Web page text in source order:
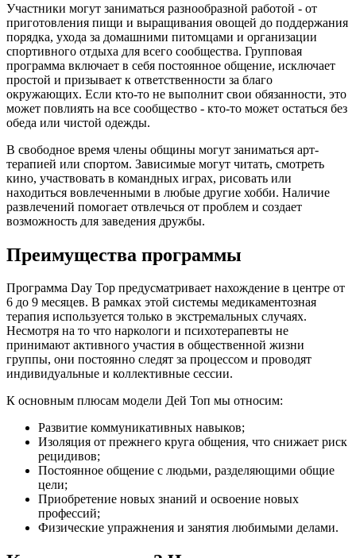
Участники могут заниматься разнообразной работой - от
приготовления пищи и выращивания овощей до поддержания
порядка, ухода за домашними питомцами и организации
спортивного отдыха для всего сообщества. Групповая
программа включает в себя постоянное общение, исключает
простой и призывает к ответственности за благо
окружающих. Если кто-то не выполнит свои обязанности, это
может повлиять на все сообщество - кто-то может остаться без
обеда или чистой одежды.
В свободное время члены общины могут заниматься арт-
терапией или спортом. Зависимые могут читать, смотреть
кино, участвовать в командных играх, рисовать или
находиться вовлеченными в любые другие хобби. Наличие
развлечений помогает отвлечься от проблем и создает
возможность для заведения дружбы.
Преимущества программы
Программа Day Top предусматривает нахождение в центре от
6 до 9 месяцев. В рамках этой системы медикаментозная
терапия используется только в экстремальных случаях.
Несмотря на то что наркологи и психотерапевты не
принимают активного участия в общественной жизни
группы, они постоянно следят за процессом и проводят
индивидуальные и коллективные сессии.
К основным плюсам модели Дей Топ мы относим:
Развитие коммуникативных навыков;
Изоляция от прежнего круга общения, что снижает риск
рецидивов;
Постоянное общение с людьми, разделяющими общие
цели;
Приобретение новых знаний и освоение новых
профессий;
Физические упражнения и занятия любимыми делами.